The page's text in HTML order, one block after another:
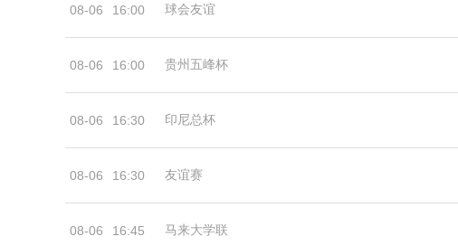
08-06 16:00 球会友谊
08-06 16:00 贵州五峰杯
08-06 16:30 印尼总杯
08-06 16:30 友谊赛
08-06 16:45 马来大学联